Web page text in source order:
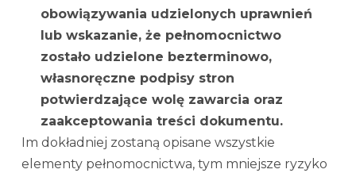
obowiązywania udzielonych uprawnień
lub wskazanie, że pełnomocnictwo
zostało udzielone bezterminowo,
własnoręczne podpisy stron
potwierdzające wolę zawarcia oraz
zaakceptowania treści dokumentu.
Im dokładniej zostaną opisane wszystkie
elementy pełnomocnictwa, tym mniejsze ryzyko